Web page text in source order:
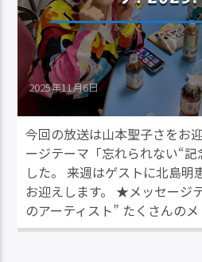
2025年11月6日
今回の放送は山本聖子さをお
ージテーマ「忘れられない“
した。 来週はゲストに北島明
お迎えします。 ★メッセージ
のアーティスト” たくさんの